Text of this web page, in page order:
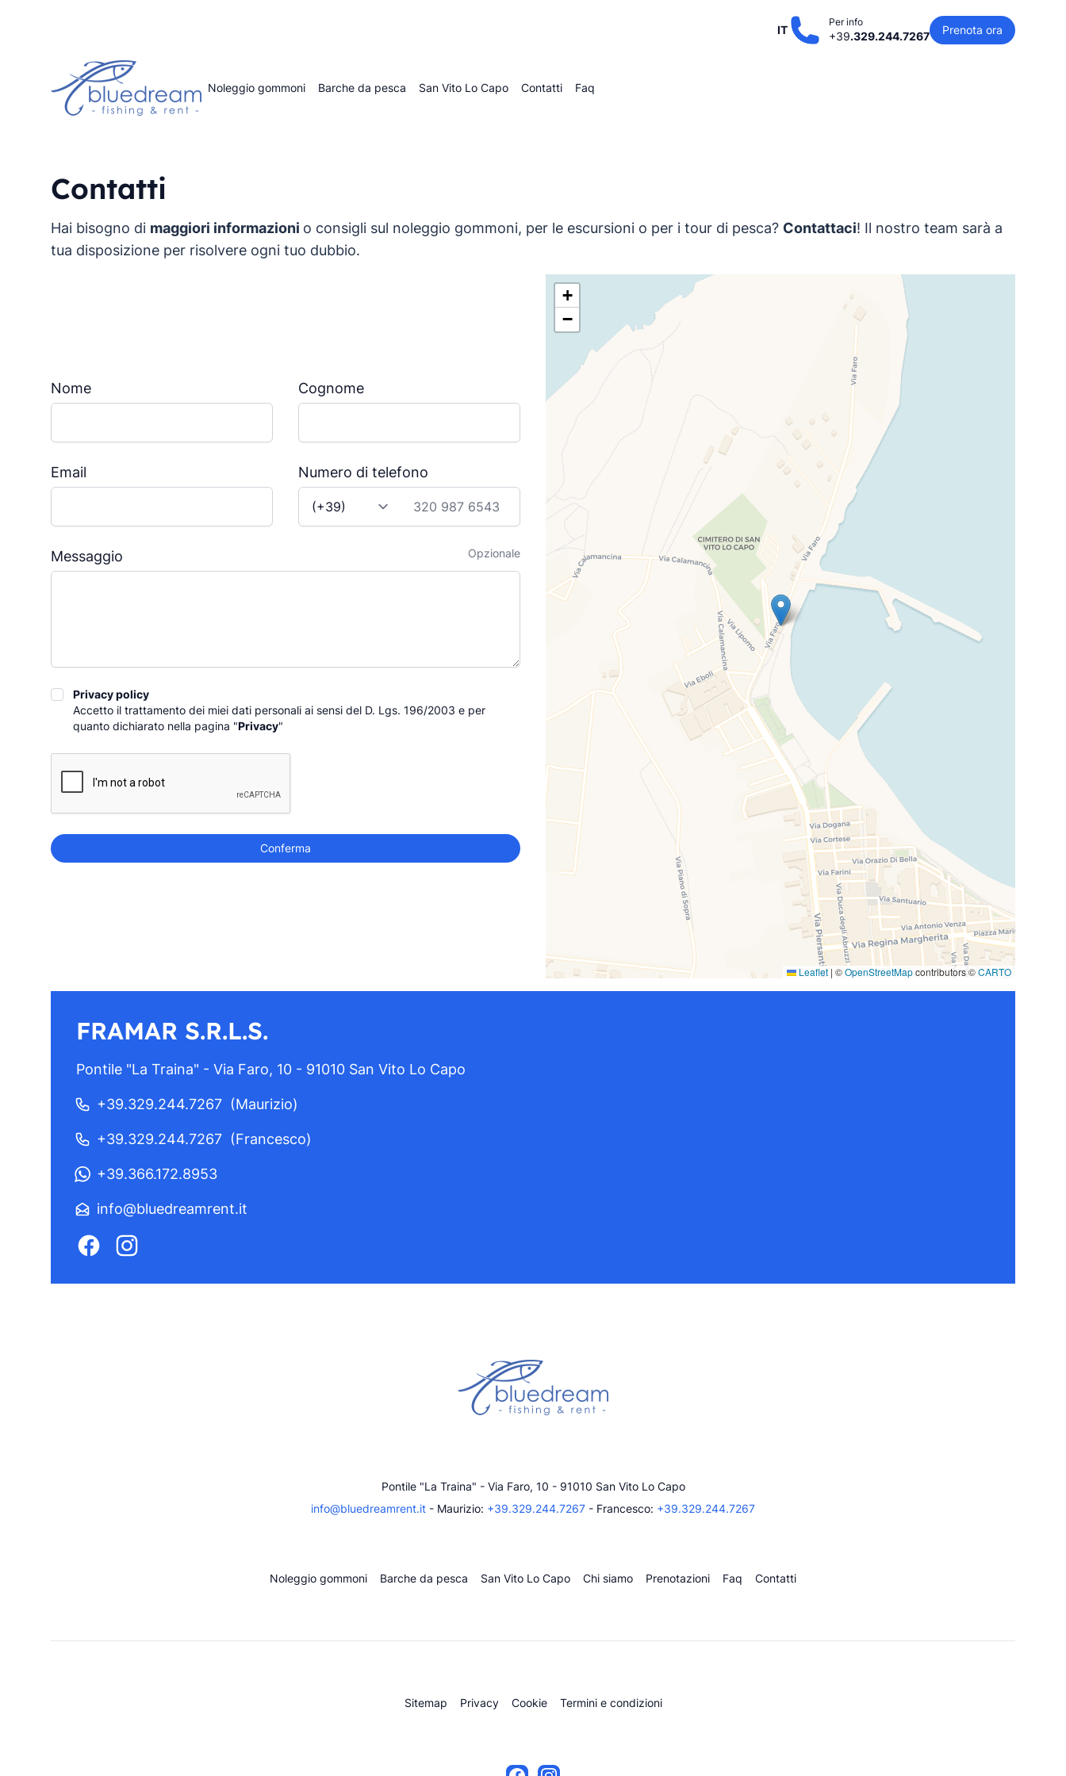
IT
Per info
+39.329.244.7267 Prenota ora
Noleggio gommoni Barche da pesca San Vito Lo Capo Contatti Faq
Contatti
Hai bisogno di maggiori informazioni o consigli sul noleggio gommoni, per le escursioni o per i tour di pesca? Contattaci! Il nostro team sarà a
tua disposizione per risolvere ogni tuo dubbio.
Nome Cognome
Email Numero di telefono
LANG_PHONE_NUMBER_PREFIX
Messaggio Opzionale
Privacy policy
Privacy policy
Accetto il trattamento dei miei dati personali ai sensi del D. Lgs. 196/2003 e per
quanto dichiarato nella pagina "Privacy"
Conferma
+
−
Leaflet | ©OpenStreetMapcontributors ©CARTO
FRAMAR S.R.L.S.
Pontile "La Traina" - Via Faro, 10 - 91010 San Vito Lo Capo
+39.329.244.7267 (Maurizio)
+39.329.244.7267 (Francesco)
+39.366.172.8953
info@bluedreamrent.it
FacebookInstagram
Pontile "La Traina" - Via Faro, 10 - 91010 San Vito Lo Capo
info@bluedreamrent.it - Maurizio: +39.329.244.7267 - Francesco: +39.329.244.7267
Noleggio gommoni Barche da pesca San Vito Lo Capo Chi siamo Prenotazioni Faq Contatti
Sitemap Privacy Cookie Termini e condizioni